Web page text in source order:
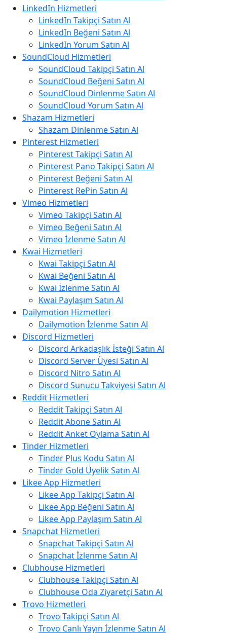
LinkedIn Hizmetleri
LinkedIn Takipçi Satın Al
LinkedIn Beğeni Satın Al
LinkedIn Yorum Satın Al
SoundCloud Hizmetleri
SoundCloud Takipçi Satın Al
SoundCloud Beğeni Satın Al
SoundCloud Dinlenme Satın Al
SoundCloud Yorum Satın Al
Shazam Hizmetleri
Shazam Dinlenme Satın Al
Pinterest Hizmetleri
Pinterest Takipçi Satın Al
Pinterest Pano Takipçi Satın Al
Pinterest Beğeni Satın Al
Pinterest RePin Satın Al
Vimeo Hizmetleri
Vimeo Takipçi Satın Al
Vimeo Beğeni Satın Al
Vimeo İzlenme Satın Al
Kwai Hizmetleri
Kwai Takipçi Satın Al
Kwai Beğeni Satın Al
Kwai İzlenme Satın Al
Kwai Paylaşım Satın Al
Dailymotion Hizmetleri
Dailymotion İzlenme Satın Al
Discord Hizmetleri
Discord Arkadaşlık İsteği Satın Al
Discord Server Üyesi Satın Al
Discord Nitro Satın Al
Discord Sunucu Takviyesi Satın Al
Reddit Hizmetleri
Reddit Takipçi Satın Al
Reddit Abone Satın Al
Reddit Anket Oylama Satın Al
Tinder Hizmetleri
Tinder Plus Kodu Satın Al
Tinder Gold Üyelik Satın Al
Likee App Hizmetleri
Likee App Takipçi Satın Al
Likee App Beğeni Satın Al
Likee App Paylaşım Satın Al
Snapchat Hizmetleri
Snapchat Takipçi Satın Al
Snapchat İzlenme Satın Al
Clubhouse Hizmetleri
Clubhouse Takipçi Satın Al
Clubhouse Oda Ziyaretçi Satın Al
Trovo Hizmetleri
Trovo Takipçi Satın Al
Trovo Canlı Yayın İzlenme Satın Al